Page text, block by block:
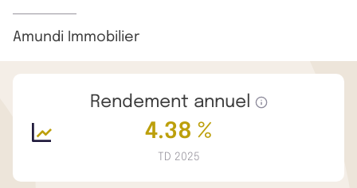
Amundi Immobilier
Rendement annuel
4.38 %
TD 2025